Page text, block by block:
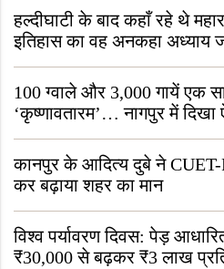
हल्दीघाटी के बाद कहाँ रहे थे
इतिहास का वह अनकहा अध्याय
जीवित है
100 ग्वाले और 3,000 गायें एक
‘कृष्णावतारम’… नागपुर में दिखा
“ऐसा तो सिर्फ़ कृष्ण ही कर सकते
कानपुर के आदित्य दुबे ने
कर बढ़ाया शहर का मान
विश्व पर्यावरण दिवस: पेड़
₹30,000 से बढ़कर ₹3 लाख